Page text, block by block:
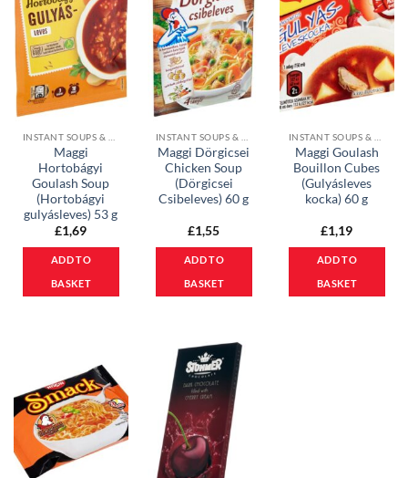
Maggi
Hortobágyi
Goulash Soup
(Hortobágyi
gulyásleves) 53 g
£1,69
ADD TO
BASKET
Maggi Dörgicsei
Chicken Soup
(Dörgicsei
Csibeleves) 60 g
£1,55
ADD TO
BASKET
Maggi Goulash
Bouillon Cubes
(Gulyásleves
kocka) 60 g
£1,19
ADD TO
BASKET